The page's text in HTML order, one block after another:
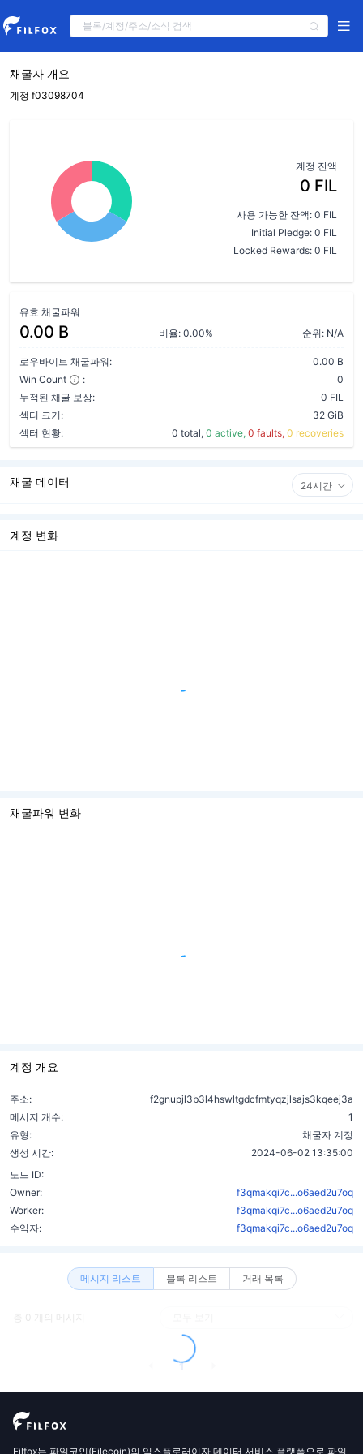
채굴자 개요
계정 f03098704
계정 잔액
0 FIL
사용 가능한 잔액: 0 FIL
Initial Pledge: 0 FIL
Locked Rewards: 0 FIL
유효 채굴파워
0.00 B 비율: 0.00% 순위: N/A
로우바이트 채굴파워:
0.00 B
Win Count
:
0
누적된 채굴 보상:
0 FIL
섹터 크기:
32 GiB
섹터 현황:
0 total, 0 active, 0 faults, 0 recoveries
채굴 데이터 24시간
계정 변화
채굴파워 변화
계정 개요
주소:
f2gnupjl3b3l4hswltgdcfmtyqzjlsajs3kqeej3a
메시지 개수:
1
유형:
채굴자 계정
생성 시간:
2024-06-02 13:35:00
노드 ID:
Owner:
f3qmakqi7c...o6aed2u7oq
Worker:
f3qmakqi7c...o6aed2u7oq
수익자:
f3qmakqi7c...o6aed2u7oq
메시지 리스트 블록 리스트 거래 목록
총 0 개의 메시지
1
Filfox는 파일코인(Filecoin)의 익스플로러이자 데이터 서비스 플랫폼으로 파일